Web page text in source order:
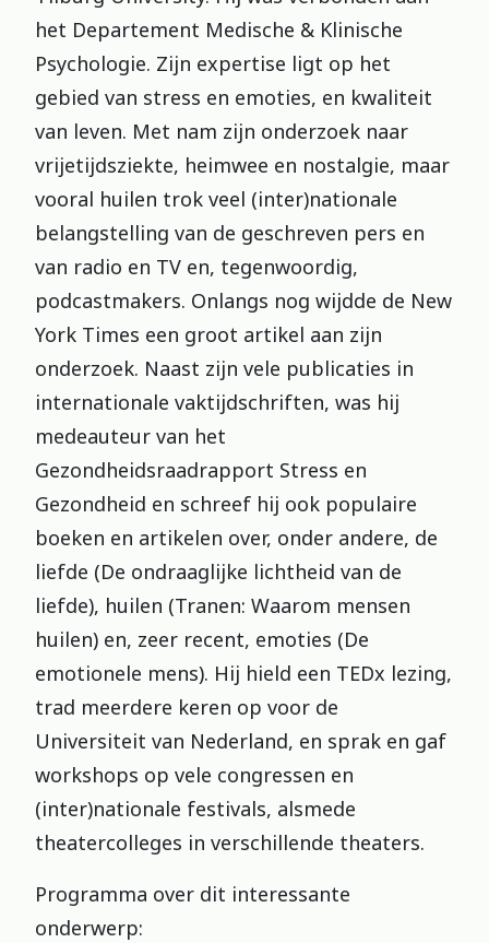
het Departement Medische & Klinische
Psychologie. Zijn expertise ligt op het
gebied van stress en emoties, en kwaliteit
van leven. Met nam zijn onderzoek naar
vrijetijdsziekte, heimwee en nostalgie, maar
vooral huilen trok veel (inter)nationale
belangstelling van de geschreven pers en
van radio en TV en, tegenwoordig,
podcastmakers. Onlangs nog wijdde de New
York Times een groot artikel aan zijn
onderzoek. Naast zijn vele publicaties in
internationale vaktijdschriften, was hij
medeauteur van het
Gezondheidsraadrapport Stress en
Gezondheid en schreef hij ook populaire
boeken en artikelen over, onder andere, de
liefde (De ondraaglijke lichtheid van de
liefde), huilen (Tranen: Waarom mensen
huilen) en, zeer recent, emoties (De
emotionele mens). Hij hield een TEDx lezing,
trad meerdere keren op voor de
Universiteit van Nederland, en sprak en gaf
workshops op vele congressen en
(inter)nationale festivals, alsmede
theatercolleges in verschillende theaters.
Programma over dit interessante
onderwerp: